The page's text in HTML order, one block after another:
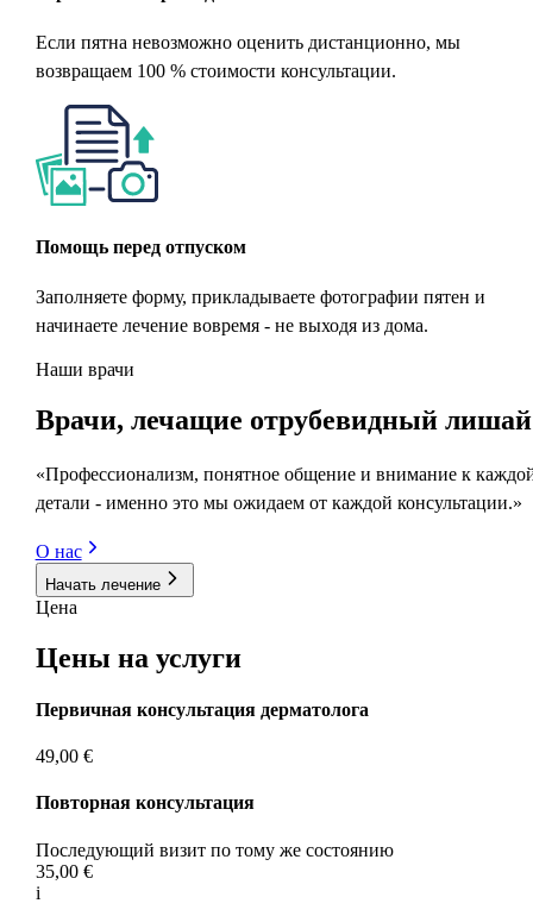
Если пятна невозможно оценить дистанционно, мы
возвращаем 100 % стоимости консультации.
Помощь перед отпуском
Заполняете форму, прикладываете фотографии пятен и
начинаете лечение вовремя - не выходя из дома.
Наши врачи
Врачи, лечащие отрубевидный лишай
«Профессионализм, понятное общение и внимание к
детали - именно это мы ожидаем от каждой консультации.»
О нас
Начать лечение
Цена
Цены на услуги
Первичная консультация дерматолога
49,00 €
Повторная консультация
Последующий визит по тому же состоянию
35,00 €
i